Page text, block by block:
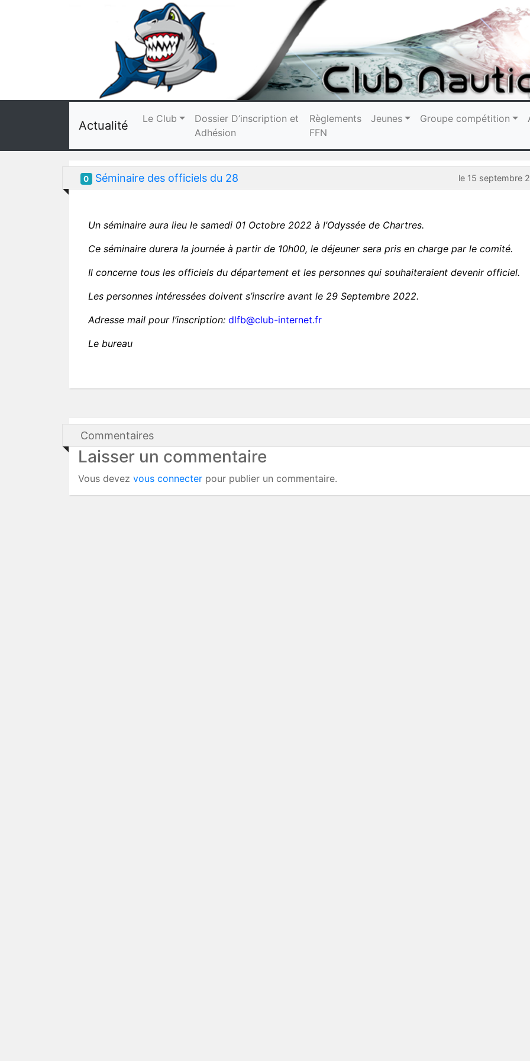
Actualité Le Club
Dossier D’inscription et
Adhésion
Règlements
FFN
Jeunes Groupe compétition
0 Séminaire des officiels du 28 le 15 septembre
Un séminaire aura lieu le samedi 01 Octobre 2022 à l’Odyssée de Chartres.
Ce séminaire durera la journée à partir de 10h00, le déjeuner sera pris en charge par le comité.
Il concerne tous les officiels du département et les personnes qui souhaiteraient devenir officiel.
Les personnes intéressées doivent s’inscrire avant le 29 Septembre 2022.
Adresse mail pour l’inscription: dlfb@club-internet.fr
Le bureau
Commentaires
Laisser un commentaire
Vous devez vous connecter pour publier un commentaire.